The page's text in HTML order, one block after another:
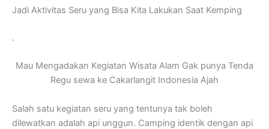
Jadi Aktivitas Seru yang Bisa Kita Lakukan Saat Kemping
.
Mau Mengadakan Kegiatan Wisata Alam Gak punya Tenda
Regu sewa ke Cakarlangit Indonesia Ajah
Salah satu kegiatan seru yang tentunya tak boleh
dilewatkan adalah api unggun. Camping identik dengan api